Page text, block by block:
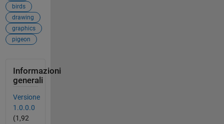
birds
drawing
graphics
pigeon
Informazioni
generali
Versione
1.0.0.0
(1,92